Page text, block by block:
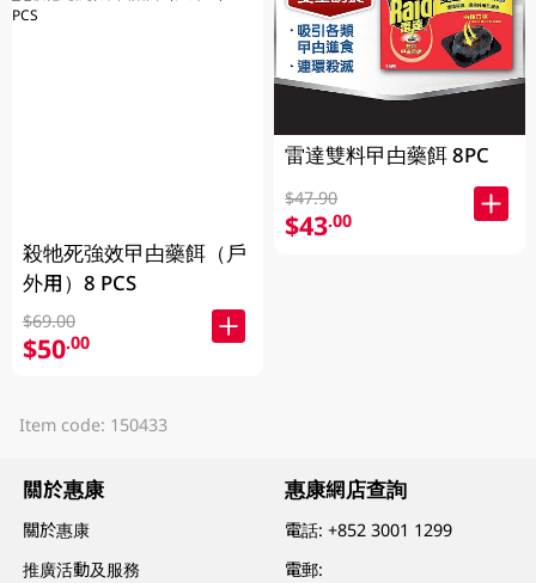
殺牠死強效曱甴藥餌（戶
外用）8 PCS
$69.00
$50.00
雷達雙料曱甴藥餌 8PC
$47.90
$43.00
Item code: 150433
關於惠康
關於惠康
推廣活動及服務
惠康網店查詢
電話:+852 3001 1299
電郵: